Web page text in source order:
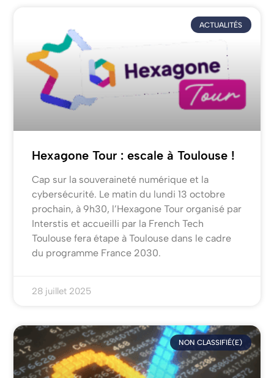
ACTUALITÉS
Hexagone Tour : escale à Toulouse !
Cap sur la souveraineté numérique et la
cybersécurité. Le matin du lundi 13 octobre
prochain, à 9h30, l’Hexagone Tour organisé par
Interstis et accueilli par la French Tech
Toulouse fera étape à Toulouse dans le cadre
du programme France 2030.
28 juillet 2025
NON CLASSIFIÉ(E)